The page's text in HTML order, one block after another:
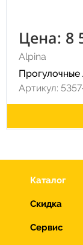
Цена: 8
Alpina
Прогулочные
Артикул:
Каталог
Скидка
Сервис